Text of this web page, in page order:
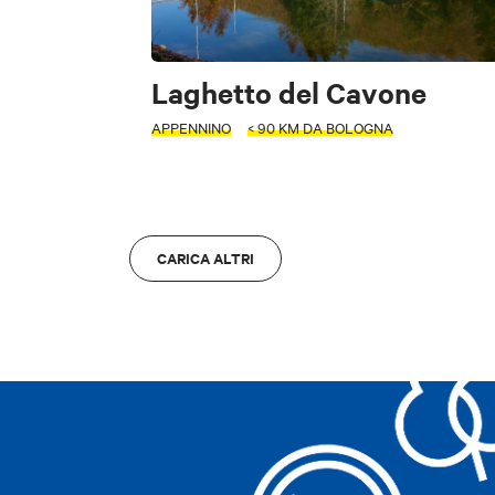
Laghetto del Cavone
APPENNINO < 90 KM DA BOLOGNA
CARICA ALTRI
Bologna
Accessibile